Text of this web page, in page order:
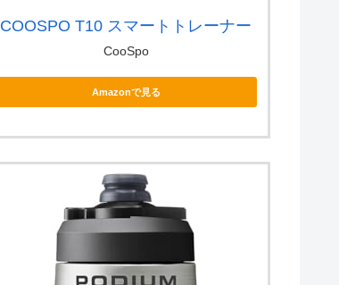
COOSPO T10 スマートトレーナー
CooSpo
Amazonで見る